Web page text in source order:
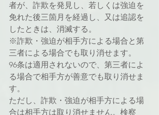
者が、詐欺を発見し、若しくは強迫を
免れた後三箇月を経過し、又は追認を
したときは、消滅する。
※詐欺・強迫が相手方による場合と第
三者による場合でも取り消せます。
96条は適用されないので、第三者によ
る場合で相手方が善意でも取り消せま
す。
ただし、詐欺・強迫が相手方による場
合は相手方は取り消せません。検察